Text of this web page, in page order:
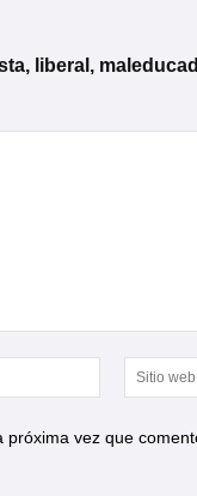
liberal,
Correo
electrónico:*
vez que